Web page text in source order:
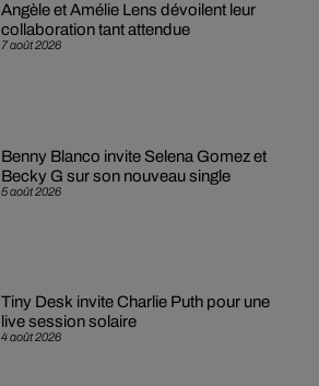
7 août 2026
Angèle et Amélie Lens dévoilent leur
collaboration tant attendue
5 août 2026
Benny Blanco invite Selena Gomez et
Becky G sur son nouveau single
4 août 2026
Tiny Desk invite Charlie Puth pour une
live session solaire